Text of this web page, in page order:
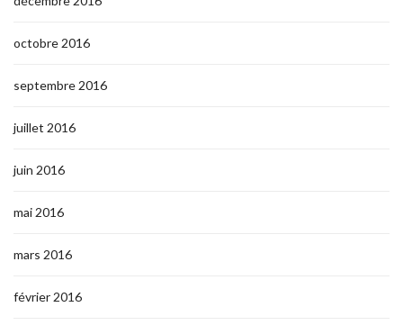
octobre 2016
septembre 2016
juillet 2016
juin 2016
mai 2016
mars 2016
février 2016